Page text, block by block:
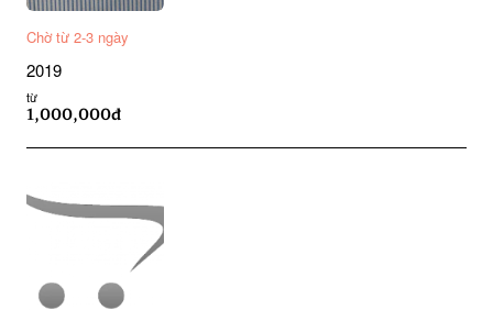
Chờ từ 2-3 ngày
2019
từ
1,000,000đ